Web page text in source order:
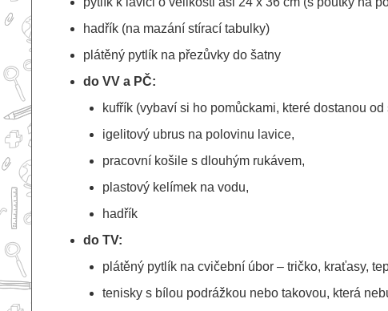
hadřík (na mazání stírací tabulky)
plátěný pytlík na přezůvky do šatny
do VV a PČ:
kufřík (vybaví si ho pomůckami, které dostanou od
igelitový ubrus na polovinu lavice,
pracovní košile s dlouhým rukávem,
plastový kelímek na vodu,
hadřík
do TV:
plátěný pytlík na cvičební úbor – tričko, kraťasy,
tenisky s bílou podrážkou nebo takovou, která